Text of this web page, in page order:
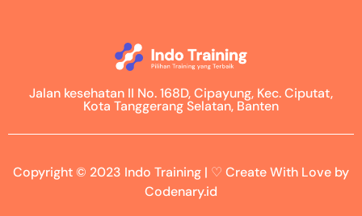
Jalan kesehatan II No. 168D, Cipayung, Kec. Ciputat,
Kota Tanggerang Selatan, Banten
Copyright © 2023 Indo Training | ♡ Create With Love by
Codenary.id